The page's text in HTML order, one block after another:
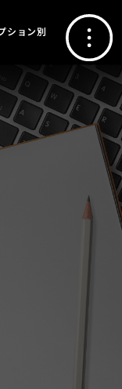
ション別